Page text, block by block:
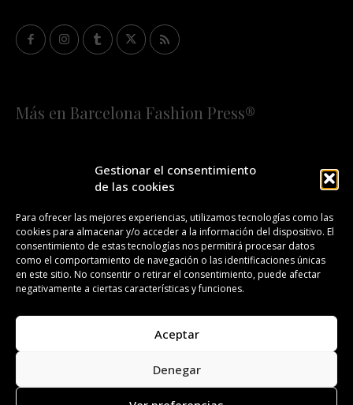
Gestionar el consentimiento
de las cookies
Para ofrecer las mejores experiencias, utilizamos tecnologías como las
cookies para almacenar y/o acceder a la información del dispositivo. El
consentimiento de estas tecnologías nos permitirá procesar datos
como el comportamiento de navegación o las identificaciones únicas
en este sitio. No consentir o retirar el consentimiento, puede afectar
negativamente a ciertas características y funciones.
Aceptar
Denegar
Más en Barcelona Fashion Press®
¡SUSCRÍBETE A NUESTRA FASHION NEWS!
CONTACTO REDACCIÓN PUBLICIDAD
ISSN 2385-4839 DL B 27443-2014
Todos los derechos reservados. Copyright 2008-2024.
Barcelona Fashion Press®/™ es una marca registrada.